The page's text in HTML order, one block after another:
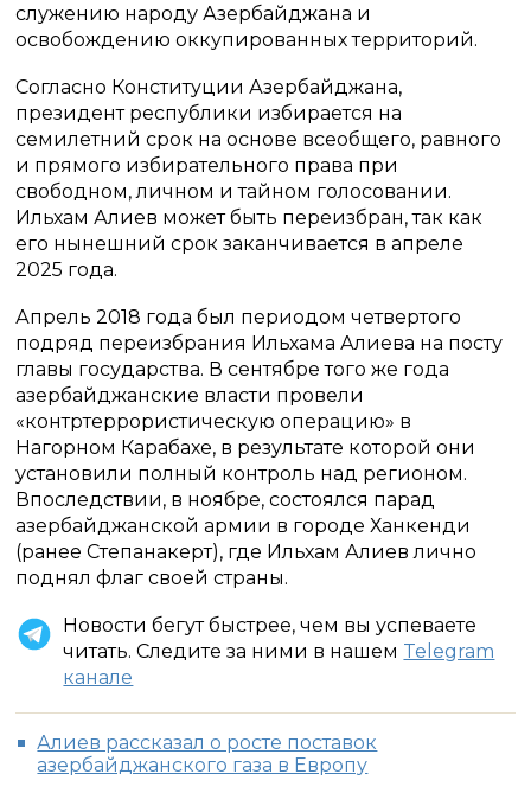
служению народу Азербайджана и
освобождению оккупированных территорий.
Согласно Конституции Азербайджана,
президент республики избирается на
семилетний срок на основе всеобщего, равного
и прямого избирательного права при
свободном, личном и тайном голосовании.
Ильхам Алиев может быть переизбран, так как
его нынешний срок заканчивается в апреле
2025 года.
Апрель 2018 года был периодом четвертого
подряд переизбрания Ильхама Алиева на посту
главы государства. В сентябре того же года
азербайджанские власти провели
«контртеррористическую операцию» в
Нагорном Карабахе, в результате которой они
установили полный контроль над регионом.
Впоследствии, в ноябре, состоялся парад
азербайджанской армии в городе Ханкенди
(ранее Степанакерт), где Ильхам Алиев лично
поднял флаг своей страны.
Новости бегут быстрее, чем вы успеваете
читать. Следите за ними в нашем Telegram
канале
Алиев рассказал о росте поставок
азербайджанского газа в Европу